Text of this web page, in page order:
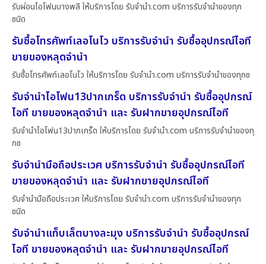
รับผ่อนไอโฟนบางพลี ให้บริการโดย รับจํานํา.com บริการรับจำนำของทุก
ชนิด
รับซื้อโทรศัพท์เลอโนโว บริการรับจำนำ รับซื้ออุปกรณ์ไอที
ขายของหลุดจำนำ
รับซื้อโทรศัพท์เลอโนโว ให้บริการโดย รับจํานํา.com บริการรับจำนำของทุกช
รับจำนำไอโฟน13ปากเกร็ด บริการรับจำนำ รับซื้ออุปกรณ์
ไอที ขายของหลุดจำนำ และ รับฝากขายอุปกรณ์ไอที
รับจำนำไอโฟน13ปากเกร็ด ให้บริการโดย รับจํานํา.com บริการรับจำนำของทุ
กช
รับจำนำมือถือประเวศ บริการรับจำนำ รับซื้ออุปกรณ์ไอที
ขายของหลุดจำนำ และ รับฝากขายอุปกรณ์ไอที
รับจำนำมือถือประเวศ ให้บริการโดย รับจํานํา.com บริการรับจำนำของทุก
ชนิด
รับจำนำแท็บเล็ตบางละมุง บริการรับจำนำ รับซื้ออุปกรณ์
ไอที ขายของหลุดจำนำ และ รับฝากขายอุปกรณ์ไอที